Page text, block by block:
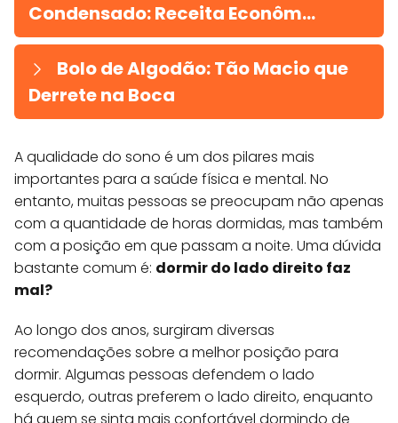
Condensado: Receita Econôm...
Bolo de Algodão: Tão Macio que
Derrete na Boca
A qualidade do sono é um dos pilares mais
importantes para a saúde física e mental. No
entanto, muitas pessoas se preocupam não apenas
com a quantidade de horas dormidas, mas também
com a posição em que passam a noite. Uma dúvida
bastante comum é: dormir do lado direito faz
mal?
Ao longo dos anos, surgiram diversas
recomendações sobre a melhor posição para
dormir. Algumas pessoas defendem o lado
esquerdo, outras preferem o lado direito, enquanto